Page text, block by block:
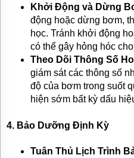
Khởi Động và Dừng
động hoặc dừng bơm,
học. Tránh khởi động
có thể gây hỏng hóc
Theo Dõi Thông Số
giám sát các thông số
độ của bơm trong suốt
hiện sớm bất kỳ dấu
4. Bảo Dưỡng Định Kỳ
Tuân Thủ Lịch Trình